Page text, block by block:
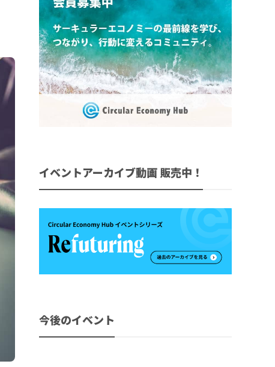
イベントアーカイブ動画 販売中！
今後のイベント